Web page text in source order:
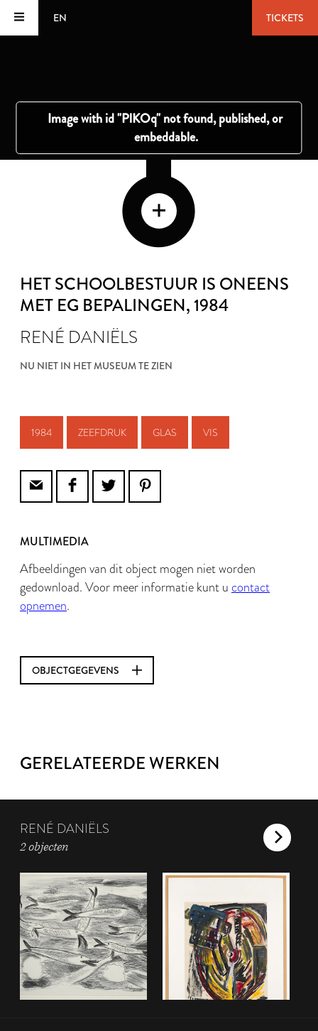
EN TICKETS
HET SCHOOLBESTUUR IS ONEENS
MET EG BEPALINGEN, 1984
RENÉ DANIËLS
NU NIET IN HET MUSEUM TE ZIEN
1984 ZEEFDRUK GLAS VIS
MULTIMEDIA
Afbeeldingen van dit object mogen niet worden
gedownload. Voor meer informatie kunt u contact
opnemen.
OBJECTGEGEVENS
GERELATEERDE WERKEN
RENÉ DANIËLS
2 objecten